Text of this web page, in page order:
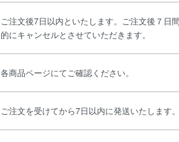
ご注文後7日以内といたします。ご注文後７日
的にキャンセルとさせていただきます。
各商品ページにてご確認ください。
ご注文を受けてから7日以内に発送いたします。